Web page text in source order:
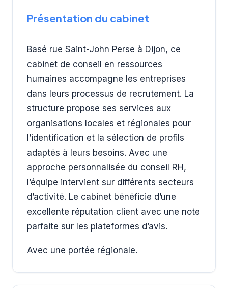
Présentation du cabinet
Basé rue Saint-John Perse à Dijon, ce
cabinet de conseil en ressources
humaines accompagne les entreprises
dans leurs processus de recrutement. La
structure propose ses services aux
organisations locales et régionales pour
l’identification et la sélection de profils
adaptés à leurs besoins. Avec une
approche personnalisée du conseil RH,
l’équipe intervient sur différents secteurs
d’activité. Le cabinet bénéficie d’une
excellente réputation client avec une note
parfaite sur les plateformes d’avis.
Avec une portée régionale.